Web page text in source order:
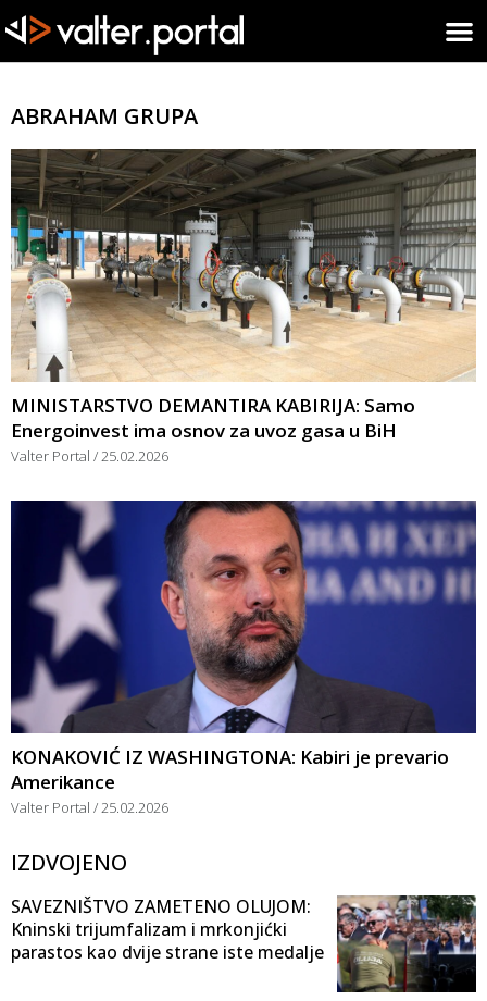
ABRAHAM GRUPA
MINISTARSTVO DEMANTIRA KABIRIJA: Samo
Energoinvest ima osnov za uvoz gasa u BiH
Valter Portal 25.02.2026
KONAKOVIĆ IZ WASHINGTONA: Kabiri je prevario
Amerikance
Valter Portal 25.02.2026
IZDVOJENO
SAVEZNIŠTVO ZAMETENO OLUJOM:
Kninski trijumfalizam i mrkonjićki
parastos kao dvije strane iste medalje